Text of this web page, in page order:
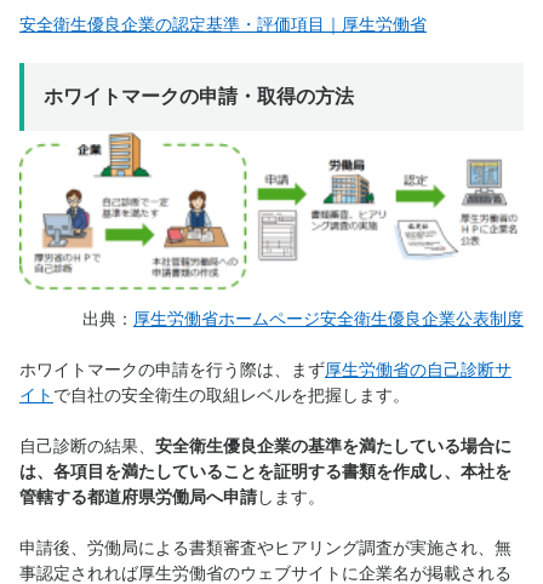
安全衛生優良企業の認定基準・評価項目｜厚生労働省
ホワイトマークの申請・取得の方法
出典： 厚生労働省ホームページ安全衛生優良企業公表制度
ホワイトマークの申請を行う際は、まず厚生労働省の自己診断サ
イト で自社の安全衛生の取組レベルを把握します。
自己診断の結果、 安全衛生優良企業の基準を満たしている場合に
は、各項目を満たしていることを証明する書類を作成し、本社を
管轄する都道府県労働局へ申請します。
申請後、労働局による書類審査やヒアリング調査が実施され、無
事認定されれば厚生労働省のウェブサイトに企業名が掲載される